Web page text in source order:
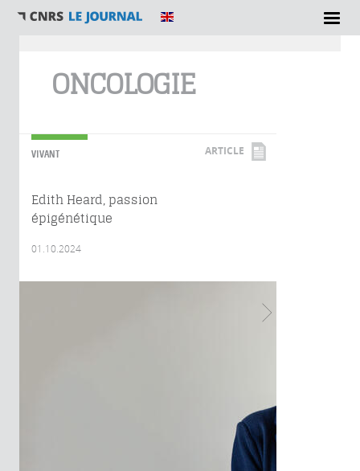
ONCOLOGIE
VIVANT ARTICLE
Edith Heard, passion
épigénétique
01.10.2024